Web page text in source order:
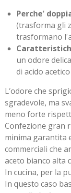
Perche'
(trasforma gli
trasformano
un odore
di acido
L’odore che
sgradevole, ma
meno forte
Confezione gran
minima garantita
commerciali che
aceto bianco alta
In cucina, per la
In questo caso